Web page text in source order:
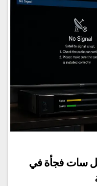
سات فجأة في